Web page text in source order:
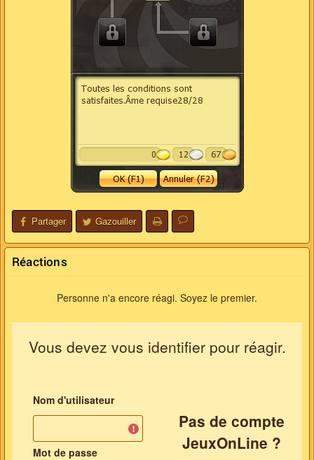
Partager Gazouiller
Réactions
Personne n'a encore réagi. Soyez le premier.
Vous devez vous identifier pour réagir.
Nom d'utilisateur
Mot de passe
Pas de compte
JeuxOnLine ?